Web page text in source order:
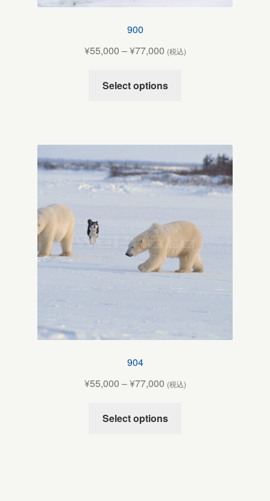
900
¥55,000 –¥77,000 (税込)
Select options
904
¥55,000 –¥77,000 (税込)
Select options